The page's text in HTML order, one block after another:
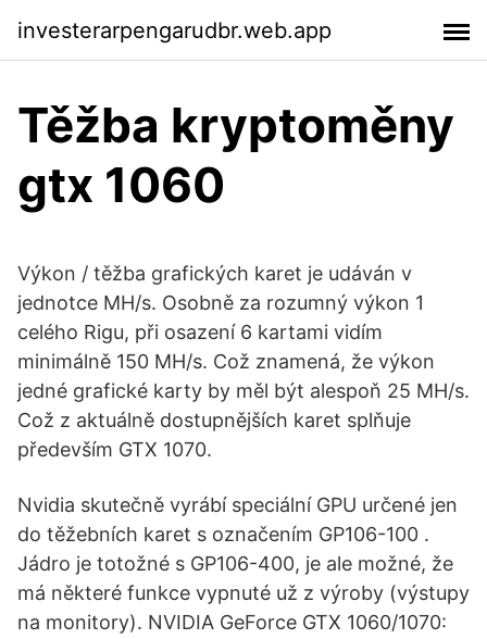
investerarpengarudbr.web.app
Těžba kryptoměny
gtx 1060
Výkon / těžba grafických karet je udáván v
jednotce MH/s. Osobně za rozumný výkon 1
celého Rigu, při osazení 6 kartami vidím
minimálně 150 MH/s. Což znamená, že výkon
jedné grafické karty by měl být alespoň 25 MH/s.
Což z aktuálně dostupnějších karet splňuje
především GTX 1070.
Nvidia skutečně vyrábí speciální GPU určené jen
do těžebních karet s označením GP106-100 .
Jádro je totožné s GP106-400, je ale možné, že
má některé funkce vypnuté už z výroby (výstupy
na monitory). NVIDIA GeForce GTX 1060/1070: